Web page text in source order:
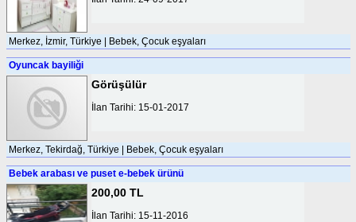
Merkez, İzmir, Türkiye | Bebek, Çocuk eşyaları
Oyuncak bayiliği
Görüşülür
İlan Tarihi: 15-01-2017
Merkez, Tekirdağ, Türkiye | Bebek, Çocuk eşyaları
Bebek arabası ve puset e-bebek ürünü
200,00 TL
İlan Tarihi: 15-11-2016